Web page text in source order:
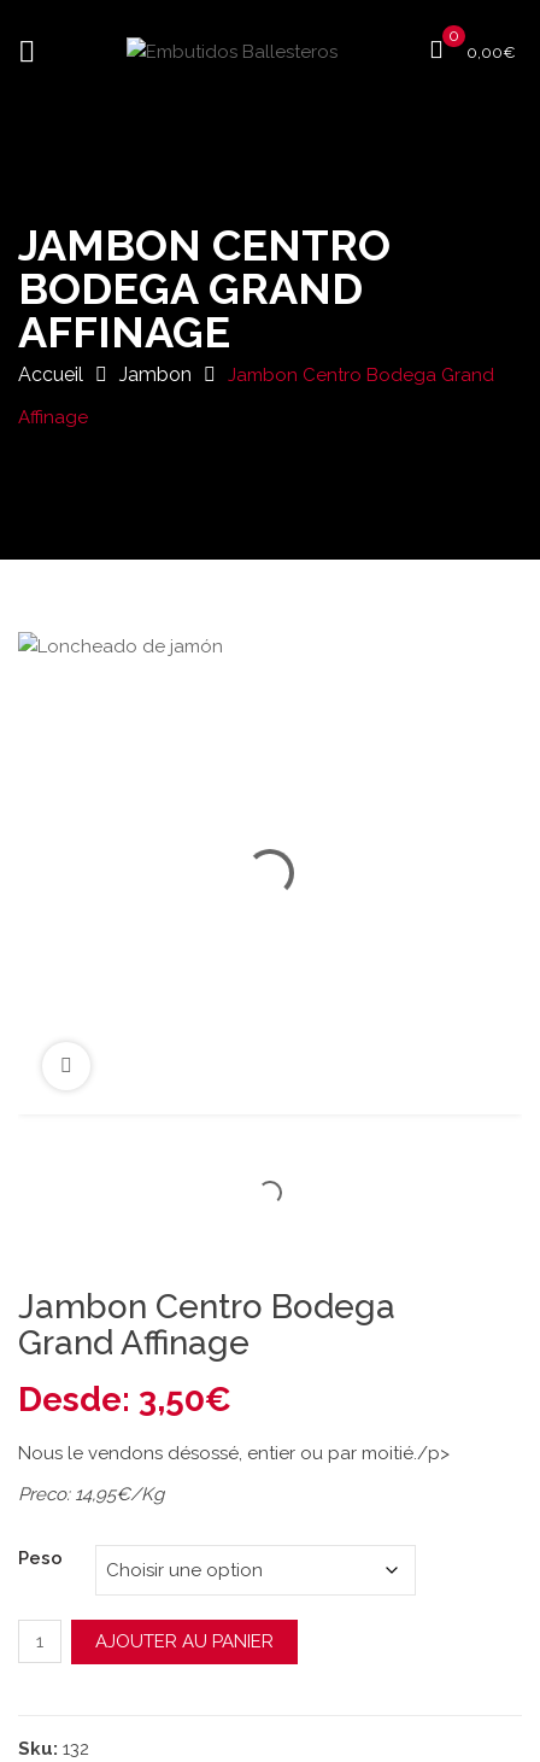
0
0,00€
JAMBON CENTRO
BODEGA GRAND
AFFINAGE
Accueil Jambon
Jambon Centro Bodega Grand
Affinage
Jambon Centro Bodega
Grand Affinage
Desde: 3,50€
Nous le vendons désossé, entier ou par moitié./p>
Preco: 14,95€/Kg
Peso
quantité de Jambon Centro Bodega Grand Affinage
AJOUTER AU PANIER
Sku: 132